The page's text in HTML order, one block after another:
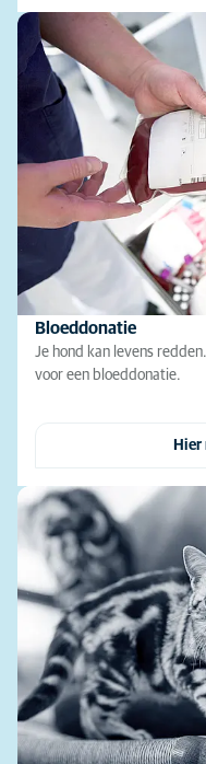
Bloeddonatie
Je hond kan levens
voor een bloeddonatie.